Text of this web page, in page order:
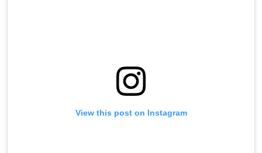
View this post on Instagram